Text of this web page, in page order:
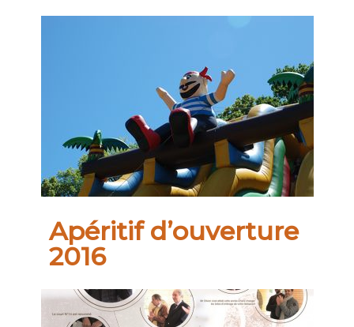
Apéritif d’ouverture
2016